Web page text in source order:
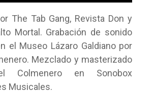
The Tab Gang, Revista Don y
Mortal. Grabación de sonido
el Museo Lázaro Galdiano por
Mezclado y masterizado
Colmenero en Sonobox
Musicales.